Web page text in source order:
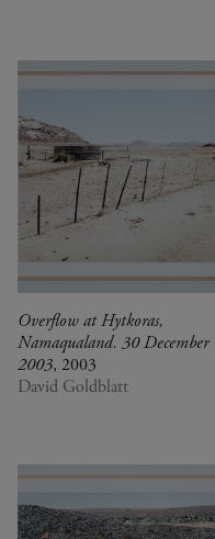
Overflow at Hytkoras,
Namaqualand. 30 December
2003, 2003
David Goldblatt